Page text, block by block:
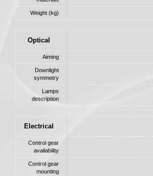
Weight (kg)
Optical
Aiming
Downlight
symmetry
Lamps
description
Electrical
Control gear
availability
Control gear
mounting